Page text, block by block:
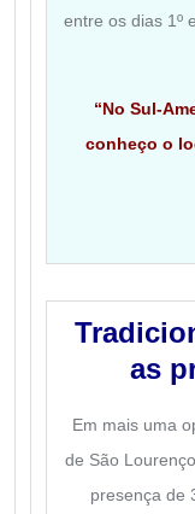
entre os dias 1º
“No Sul-
conheço o
as
Em mais uma
de São
presença de